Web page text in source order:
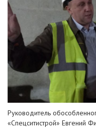
Руководитель
«Спецситистрой» Евгений